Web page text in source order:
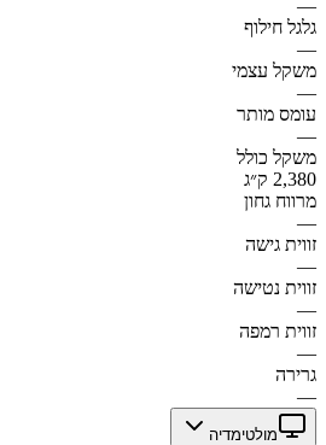
—
גלגל חילוף
—
משקל עצמי
—
עומס מותר
—
משקל כולל
2,380 ק״ג
מרווח גחון
—
זווית גישה
—
זווית נטישה
—
זווית רמפה
—
גרירה
—
מולטימדיה